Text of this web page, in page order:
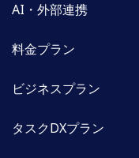
AI・外部連携
料金プラン
ビジネスプラン
タスクDXプラン